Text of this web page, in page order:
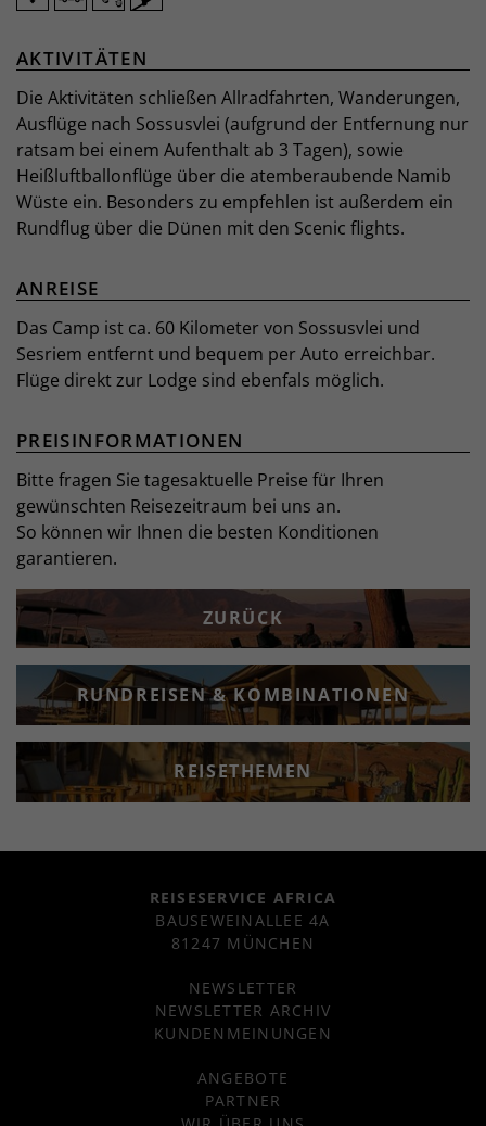
AKTIVITÄTEN
Die Aktivitäten schließen Allradfahrten, Wanderungen,
Ausflüge nach Sossusvlei (aufgrund der Entfernung nur
ratsam bei einem Aufenthalt ab 3 Tagen), sowie
Heißluftballonflüge über die atemberaubende Namib
Wüste ein. Besonders zu empfehlen ist außerdem ein
Rundflug über die Dünen mit den Scenic flights.
ANREISE
Das Camp ist ca. 60 Kilometer von Sossusvlei und
Sesriem entfernt und bequem per Auto erreichbar.
Flüge direkt zur Lodge sind ebenfals möglich.
PREISINFORMATIONEN
Bitte fragen Sie tagesaktuelle Preise für Ihren
gewünschten Reisezeitraum bei uns an.
So können wir Ihnen die besten Konditionen
garantieren.
ZURÜCK
RUNDREISEN & KOMBINATIONEN
REISETHEMEN
REISESERVICE AFRICA
BAUSEWEINALLEE 4A
81247 MÜNCHEN
NEWSLETTER
NEWSLETTER ARCHIV
KUNDENMEINUNGEN
ANGEBOTE
PARTNER